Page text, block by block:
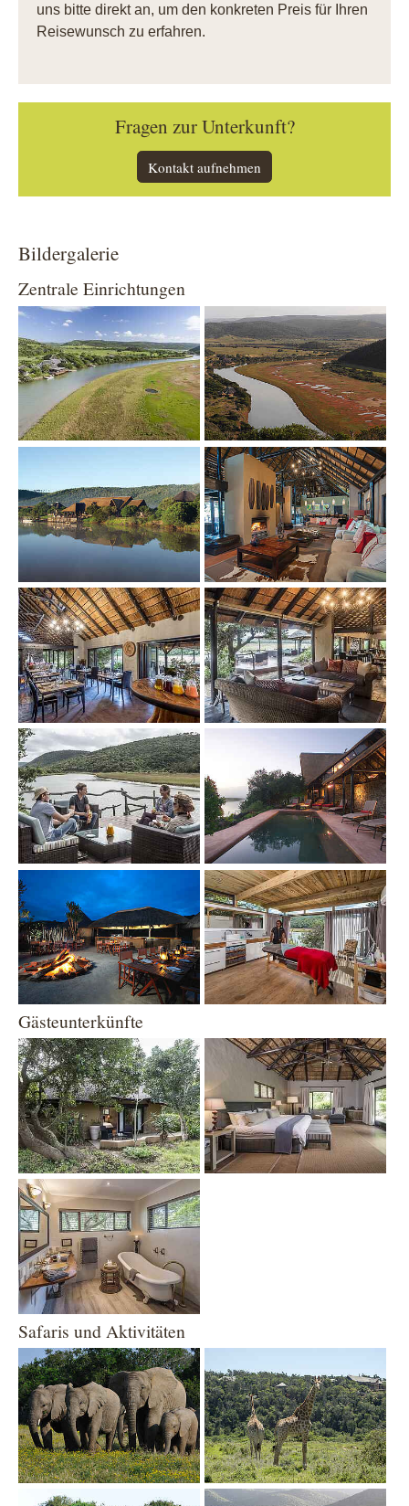
uns bitte direkt an, um den konkreten Preis für Ihren
Reisewunsch zu erfahren.
Fragen zur Unterkunft?
Kontakt aufnehmen
Bildergalerie
Zentrale Einrichtungen
Show larger version Show larger version
Show larger version
Show larger version Show larger version
Show larger version
Show larger version Show larger version
Gästeunterkünfte
Show larger version Show larger version
Show larger version
Safaris und Aktivitäten
Show larger version
Show larger version Show larger version